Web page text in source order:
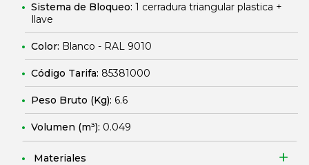
Sistema de Bloqueo: 1 cerradura triangular plastica +
llave
Color: Blanco - RAL 9010
Código Tarifa: 85381000
Peso Bruto (Kg): 6.6
Volumen (m³): 0.049
Materiales